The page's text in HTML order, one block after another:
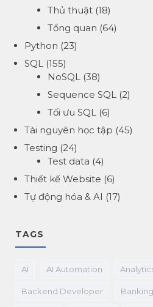
Thủ thuật(18)
Tổng quan (64)
Python (23)
SQL
(155)
NoSQL
(38)
Sequence SQL
(2)
Tối ưu SQL
(6)
Tài nguyên học tập (45)
Testing (24)
Test data (4)
Thiết kế Website (6)
Tự động hóa & AI (17)
TAGS
AI AI Automation
Backend Developer Banking